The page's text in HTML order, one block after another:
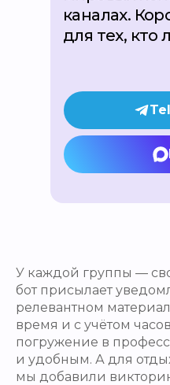
каналах.
для тех, кто
У каждой группы —
бот присылает
релевантном
время и с учётом
погружение в
и удобным. А для
мы добавили